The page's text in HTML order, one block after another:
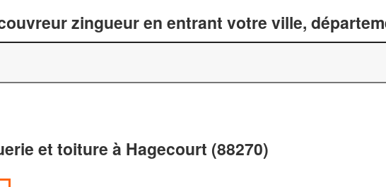
zingueur en entrant votre ville,
et toiture à Hagecourt (88270)